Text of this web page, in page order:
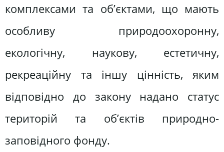
комплексами та об’єктами, що мають
особливу природоохоронну,
екологічну, наукову, естетичну,
рекреаційну та іншу цінність, яким
відповідно до закону надано статус
територій та об’єктів природно-
заповідного фонду.